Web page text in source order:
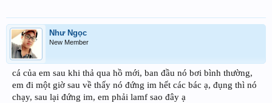
Như Ngọc
New Member
cá của em sau khi thả qua hồ mới, ban đầu nó bơi bình thường,
em đi một giờ sau về thấy nó đứng im hết các bác ạ, đụng thì nó
chạy, sau lại đứng im, em phải lamf sao đây ạ